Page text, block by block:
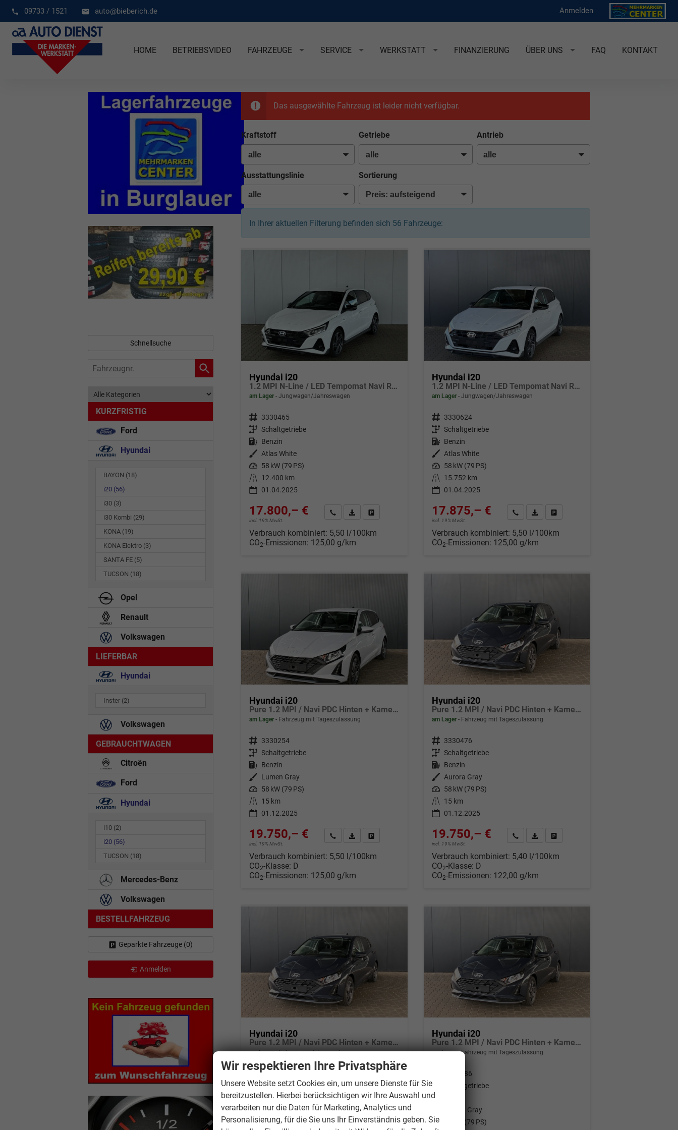
09733 / 1521 auto@bieberich.de Anmelden
HOME BETRIEBSVIDEO FAHRZEUGE SERVICE WERKSTATT FINANZIERUNG ÜBER UNS FAQ KONTAKT
Das ausgewählte Fahrzeug ist leider nicht verfügbar.
Kraftstoff Getriebe Antrieb
Ausstattungslinie Sortierung
In Ihrer aktuellen Filterung befinden sich 56 Fahrzeuge:
Hyundai i20
1.2 MPI N-Line / LED Tempomat Navi Rückfahrkamera Alu 17"
am Lager Jungwagen/Jahreswagen
Fahrzeugnr. 3330465
Getriebe Schaltgetriebe
Kraftstoff Benzin
Außenfarbe Atlas White
Leistung 58 kW (79 PS)
Kilometerstand
12.400 km
01.04.2025
17.800,– €
incl. 19% MwSt.
Wir rufen Sie an
Fahrzeugexposé (PDF)
Fahrzeug parken
Verbrauch kombiniert: 5,50 l/100km
CO2-Emissionen: 125,00 g/km
Hyundai i20
1.2 MPI N-Line / LED Tempomat Navi Rückfahrkamera Alu 17"
am Lager Jungwagen/Jahreswagen
Fahrzeugnr. 3330624
Getriebe Schaltgetriebe
Kraftstoff Benzin
Außenfarbe Atlas White
Leistung 58 kW (79 PS)
Kilometerstand
15.752 km
01.04.2025
17.875,– €
incl. 19% MwSt.
Wir rufen Sie an
Fahrzeugexposé (PDF)
Fahrzeug parken
Verbrauch kombiniert: 5,50 l/100km
CO2-Emissionen: 125,00 g/km
Hyundai i20
Pure 1.2 MPI / Navi PDC Hinten + Kamera Abgedunkelte Scheiben Tempomat Alu 16"
am Lager Fahrzeug mit Tageszulassung
Fahrzeugnr. 3330254
Getriebe Schaltgetriebe
Kraftstoff Benzin
Außenfarbe
Lumen Gray
Leistung 58 kW (79 PS)
Kilometerstand
15 km
01.12.2025
19.750,– €
incl. 19% MwSt.
Wir rufen Sie an
Fahrzeugexposé (PDF)
Fahrzeug parken
Verbrauch kombiniert: 5,50 l/100km
CO2-Klasse: D
CO2-Emissionen: 125,00 g/km
Hyundai i20
Pure 1.2 MPI / Navi PDC Hinten + Kamera Abgedunkelte Scheiben Tempomat Alu 16"
am Lager Fahrzeug mit Tageszulassung
Fahrzeugnr. 3330476
Getriebe Schaltgetriebe
Kraftstoff Benzin
Außenfarbe Aurora Gray
Leistung 58 kW (79 PS)
Kilometerstand
15 km
01.12.2025
19.750,– €
incl. 19% MwSt.
Wir rufen Sie an
Fahrzeugexposé (PDF)
Fahrzeug parken
Verbrauch kombiniert: 5,40 l/100km
CO2-Klasse: D
CO2-Emissionen: 122,00 g/km
Hyundai i20
Pure 1.2 MPI / Navi PDC Hinten + Kamera Abgedunkelte Scheiben Tempomat Alu 16"
am Lager Fahrzeug mit Tageszulassung
3330484
Getriebe Schaltgetriebe
Kraftstoff Benzin
Außenfarbe
Aurora Gray
Leistung 58 kW (79 PS)
Hyundai i20
Pure 1.2 MPI / Navi PDC Hinten + Kamera Abgedunkelte Scheiben Tempomat Alu 16"
am Lager Fahrzeug mit Tageszulassung
3330486
Schaltgetriebe
Aurora Gray
Leistung
58 kW (79 PS)
Schnellsuche
Fahrzeugnr.
KURZFRISTIG
Ford
Hyundai
BAYON (18)
i20 (56)
i30 (3)
i30 Kombi (29)
KONA (19)
KONA Elektro (3)
SANTA FE (5)
TUCSON (18)
Opel
Renault
Volkswagen
LIEFERBAR
Hyundai
Inster (2)
Volkswagen
GEBRAUCHTWAGEN
Citroën
Ford
Hyundai
i10 (2)
i20 (56)
TUCSON (18)
Mercedes-Benz
Volkswagen
BESTELLFAHRZEUG
Geparkte Fahrzeuge (0)
Anmelden
Wir respektieren Ihre Privatsphäre
Unsere Website setzt Cookies ein, um unsere Dienste für Sie
bereitzustellen. Hierbei berücksichtigen wir Ihre Auswahl und
verarbeiten nur die Daten für Marketing, Analytics und
Personalisierung, für die Sie uns Ihr Einverständnis geben. Sie